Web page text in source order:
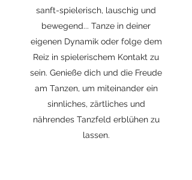
sanft-spielerisch, lauschig und
bewegend... Tanze in deiner
eigenen Dynamik oder folge dem
Reiz in spielerischem Kontakt zu
sein. Genieße dich und die Freude
am Tanzen, um miteinander ein
sinnliches, zärtliches und
nährendes Tanzfeld erblühen zu
lassen.